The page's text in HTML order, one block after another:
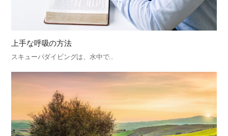
上手な呼吸の方法
スキューバダイビングは、水中で…